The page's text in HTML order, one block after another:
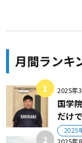
月間ランキ
2025年
国学
だけで
2025